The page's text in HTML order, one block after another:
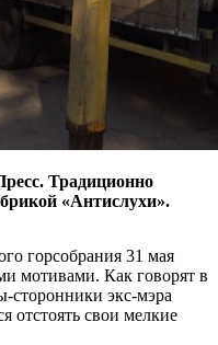
Традиционно
«Антислухи».
горсобрания 31 мая
мотивами. Как говорят в
сторонники экс-мэра
отстоять свои мелкие